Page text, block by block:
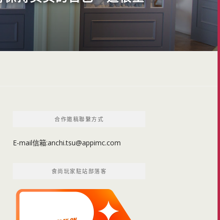
合作邀稿聯繫方式
E-mail信箱:anchi.tsu@appimc.com
食尚玩家駐站部落客